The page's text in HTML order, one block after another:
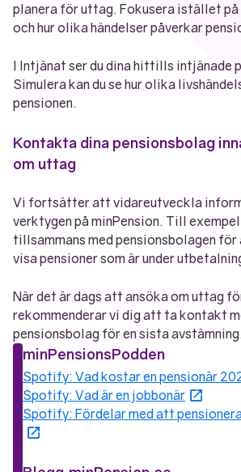
planera för uttag. Fokusera istället
och hur olika händelser påverkar
I Intjänat ser du dina hittills intjänade
Simulera kan du se hur olika
pensionen.
Kontakta dina pensionsbolag
om uttag
Vi fortsätter att vidareutveckla
verktygen på minPension. Till
tillsammans med pensionsbolagen
visa pensioner som är under
När det är dags att ansöka om uttag
rekommenderar vi dig att ta kontakt
pensionsbolag för en sista avstämning.
minPensionsPodden
Spotify: Vad kostar en pensionär
Spotify: Vad är en jobbonär
Spotify: Fördelar med att